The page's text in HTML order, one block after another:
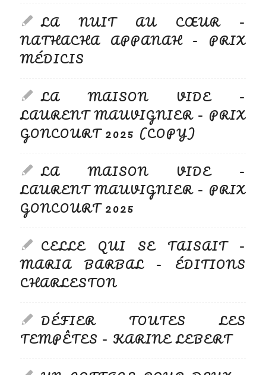
LA NUIT AU CŒUR –
NATHACHA APPANAH – PRIX
MÉDICIS
LA MAISON VIDE –
LAURENT MAUVIGNIER – PRIX
GONCOURT 2025 (COPY)
LA MAISON VIDE –
LAURENT MAUVIGNIER – PRIX
GONCOURT 2025
CELLE QUI SE TAISAIT –
MARIA BARBAL – ÉDITIONS
CHARLESTON
DÉFIER TOUTES LES
TEMPÊTES – KARINE LEBERT